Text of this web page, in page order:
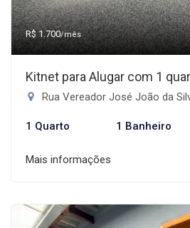
R$ 1.700/mês
Kitnet para Alugar com 1
Rua Vereador José João da Silva -
1 Quarto 1 Banheiro
Mais informações